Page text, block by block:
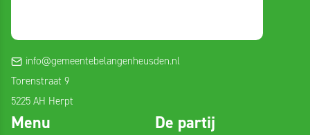
info@gemeentebelangenheusden.nl
Torenstraat 9
5225 AH Herpt
Menu De partij